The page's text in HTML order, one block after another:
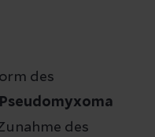
des
Pseudomyxoma
des